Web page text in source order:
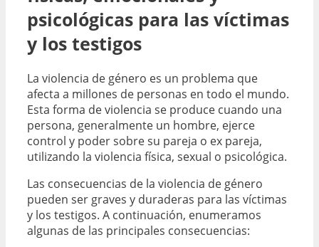
psicológicas para las víctimas
y los testigos
La violencia de género es un problema que
afecta a millones de personas en todo el mundo.
Esta forma de violencia se produce cuando una
persona, generalmente un hombre, ejerce
control y poder sobre su pareja o ex pareja,
utilizando la violencia física, sexual o psicológica.
Las consecuencias de la violencia de género
pueden ser graves y duraderas para las víctimas
y los testigos. A continuación, enumeramos
algunas de las principales consecuencias: